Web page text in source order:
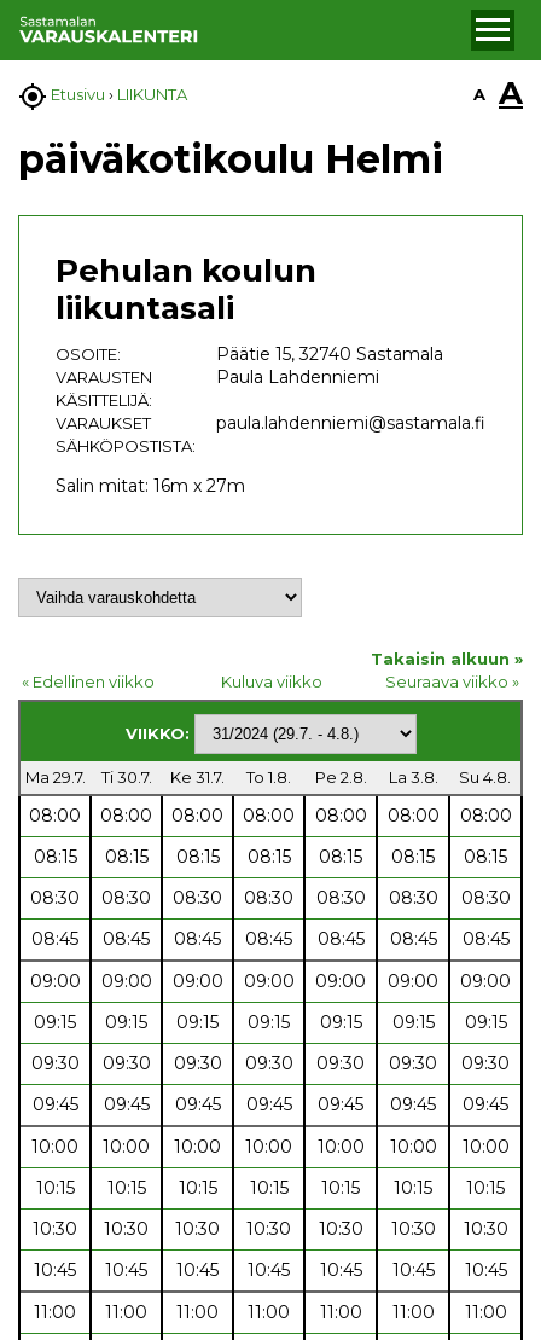
 Etusivu › LIIKUNTA A A
päiväkotikoulu Helmi
Pehulan koulun
liikuntasali
OSOITE: Päätie 15, 32740 Sastamala
VARAUSTEN
KÄSITTELIJÄ:
Paula Lahdenniemi
VARAUKSET
SÄHKÖPOSTISTA:
paula.lahdenniemi@sastamala.fi
Salin mitat: 16m x 27m
Takaisin alkuun »
« Edellinen viikko
Kuluva viikko Seuraava viikko »
VIIKKO:
Ma 29.7. Ti 30.7. Ke 31.7. To 1.8. Pe 2.8. La 3.8. Su 4.8.
08:00 08:00 08:00 08:00 08:00 08:00
08:00
08:15
08:15 08:15 08:15 08:15 08:15
08:15
08:30
08:30 08:30 08:30 08:30 08:30
08:30
08:45
08:45 08:45 08:45 08:45 08:45
08:45
09:00
09:00 09:00 09:00 09:00 09:00
09:00
09:15
09:15 09:15 09:15 09:15 09:15
09:15
09:30
09:30 09:30 09:30 09:30 09:30
09:30
09:45
09:45 09:45 09:45 09:45 09:45
09:45
10:00
10:00 10:00 10:00 10:00 10:00
10:00
10:15
10:15 10:15 10:15 10:15 10:15
10:15
10:30
10:30 10:30 10:30 10:30 10:30
10:30
10:45
10:45 10:45 10:45 10:45 10:45
10:45
11:00
11:00 11:00 11:00 11:00 11:00
11:00